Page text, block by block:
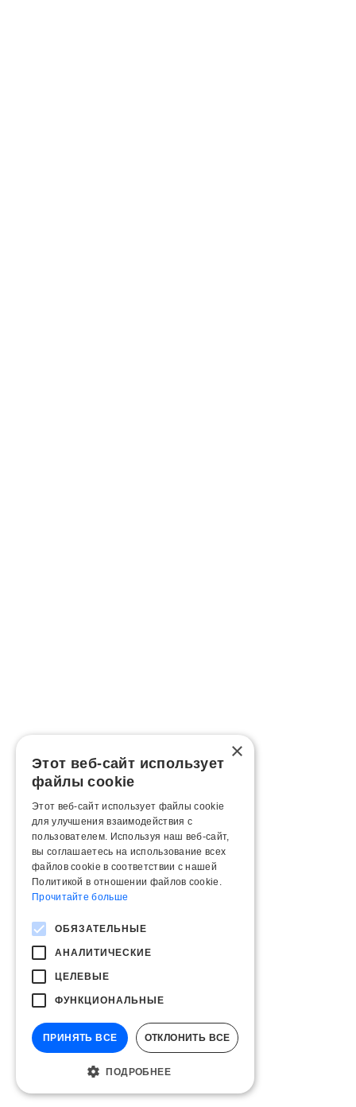
×
Этот веб-сайт использует
файлы cookie
Этот веб-сайт использует файлы cookie
для улучшения взаимодействия с
пользователем. Используя наш веб-сайт,
вы соглашаетесь на использование всех
файлов cookie в соответствии с нашей
Политикой в ​​отношении файлов cookie.
Прочитайте больше
ОБЯЗАТЕЛЬНЫЕ
АНАЛИТИЧЕСКИЕ
ЦЕЛЕВЫЕ
ФУНКЦИОНАЛЬНЫЕ
ПРИНЯТЬ ВСЕ ОТКЛОНИТЬ ВСЕ
ПОДРОБНЕЕ